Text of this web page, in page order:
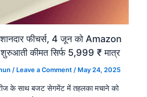
फीचर्स, 4 जून को Amazon
शुरुआती कीमत सिर्फ 5,999 ₹ मात्र
/ Leave a Comment / May 24, 2025
के साथ बजट सेगमेंट में तहलका मचाने को